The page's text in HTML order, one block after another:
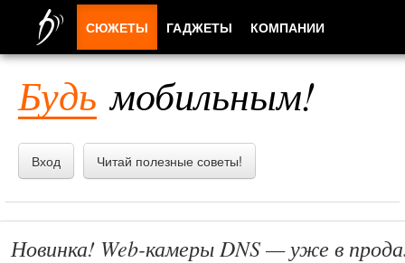
Будь мобильным!
Вход Читай полезные советы!
Новинка! Web-камеры DNS — уже в
СЮЖЕТЫ ГАДЖЕТЫ КОМПАНИИ
ПРИЛОЖЕНИЯ